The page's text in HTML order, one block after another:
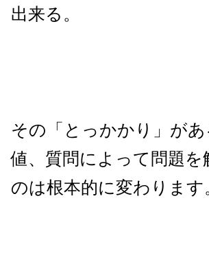
出来る。
その「とっかかり」が
値、質問によって問題
のは根本的に変わります